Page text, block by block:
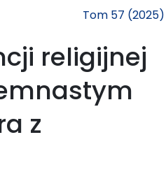
Tom 57 (2025)
religijnej
z